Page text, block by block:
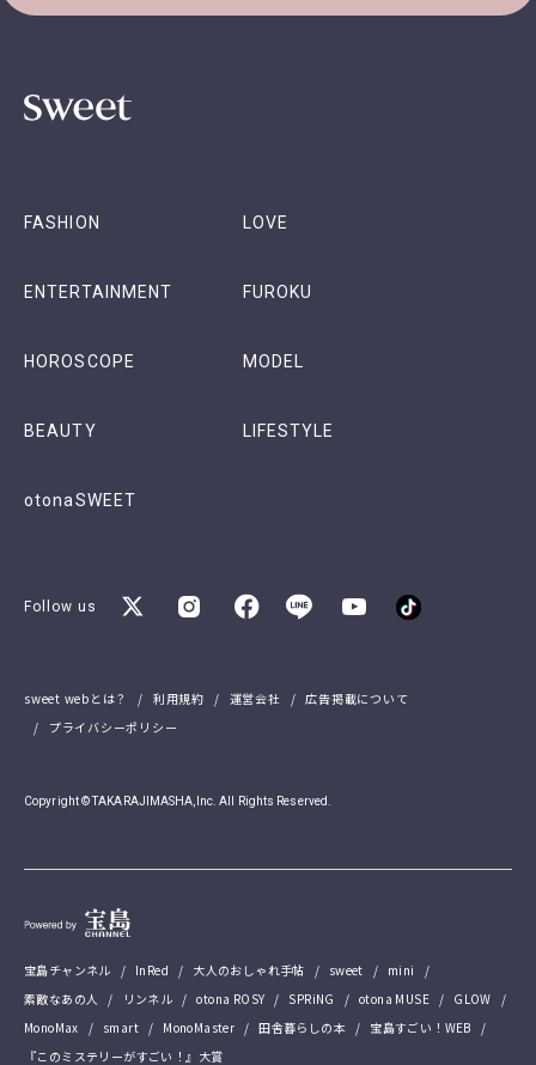
FASHION LOVE
ENTERTAINMENT FUROKU
HOROSCOPE MODEL
BEAUTY LIFESTYLE
otonaSWEET
Follow us
sweet webとは？ 利用規約 運営会社
広告掲載について
プライバシーポリシー
Copyright © TAKARAJIMASHA,Inc. All Rights Reserved.
宝島チャンネル InRed 大人のおしゃれ手帖 sweet
mini
素敵なあの人
リンネル otona ROSY SPRiNG otona MUSE
GLOW
MonoMax
smart MonoMaster 田舎暮らしの本
宝島すごい！WEB
『このミステリーがすごい！』大賞